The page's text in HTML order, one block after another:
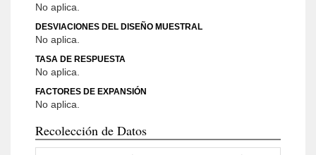
No aplica.
DESVIACIONES DEL DISEÑO MUESTRAL
No aplica.
TASA DE RESPUESTA
No aplica.
FACTORES DE EXPANSIÓN
No aplica.
Recolección de Datos